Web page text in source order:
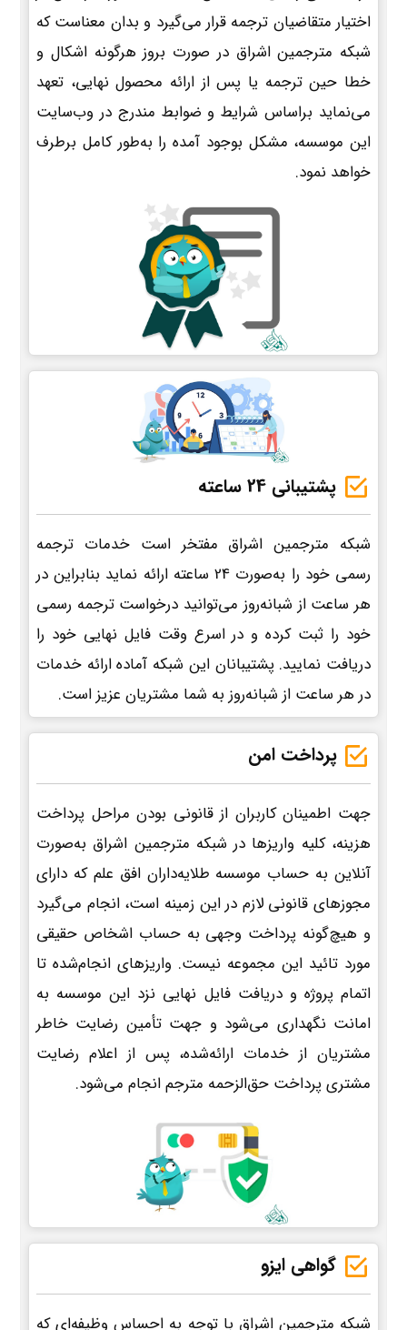
اختیار متقاضیان ترجمه قرار می‌گیرد و بدان معناست که
شبکه مترجمین اشراق در صورت بروز هرگونه اشکال و
خطا حین ترجمه یا پس از ارائه محصول نهایی، تعهد
می‌نماید براساس شرایط و ضوابط مندرج در وب‌سایت
این موسسه، مشکل بوجود آمده را به‌طور کامل برطرف
خواهد نمود.
پشتیبانی 24 ساعته
شبکه مترجمین اشراق مفتخر است خدمات ترجمه
رسمی خود را به‌صورت 24 ساعته ارائه نماید بنابراین در
هر ساعت از شبانه‌روز می‌توانید درخواست ترجمه رسمی
خود را ثبت کرده و در اسرع وقت فایل نهایی خود را
دریافت نمایید. پشتیبانان این شبکه آماده ارائه خدمات
در هر ساعت از شبانه‌روز به شما مشتریان عزیز است.
پرداخت امن
جهت اطمینان کاربران از قانونی بودن مراحل پرداخت
هزینه، کلیه واریزها در شبکه مترجمین اشراق به‌صورت
آنلاین به حساب موسسه طلایه‌داران افق علم که دارای
مجوزهای قانونی لازم در این زمینه است، انجام می‌گیرد
و هیچ‌گونه پرداخت وجهی به حساب اشخاص حقیقی
مورد تائید این مجموعه نیست. واریزهای انجام‌شده تا
اتمام پروژه و دریافت فایل نهایی نزد این موسسه به
امانت نگهداری می‌شود و جهت تأمین رضایت خاطر
مشتریان از خدمات ارائه‌شده، پس از اعلام رضایت
مشتری پرداخت حق‌الزحمه مترجم انجام می‌شود.
گواهی ایزو
شبکه مترجمین اشراق با توجه به احساس وظیفه‌ای که